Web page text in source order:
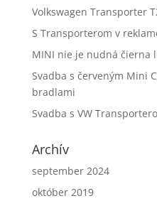
Volkswagen Transporter
S Transporterom v
MINI nie je nudná čierna
Svadba s červeným Mini
bradlami
Svadba s VW
Archív
september 2024
október 2019